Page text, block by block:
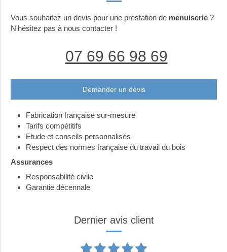
Vous souhaitez un devis pour une prestation de menuiserie ?
N'hésitez pas à nous contacter !
07 69 66 98 69
Demander un devis
Fabrication française sur-mesure
Tarifs compétitifs
Etude et conseils personnalisés
Respect des normes française du travail du bois
Assurances
Responsabilité civile
Garantie décennale
Dernier avis client